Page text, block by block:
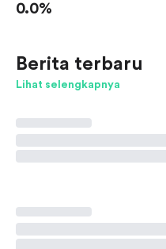
0.0%
Berita terbaru
Lihat selengkapnya